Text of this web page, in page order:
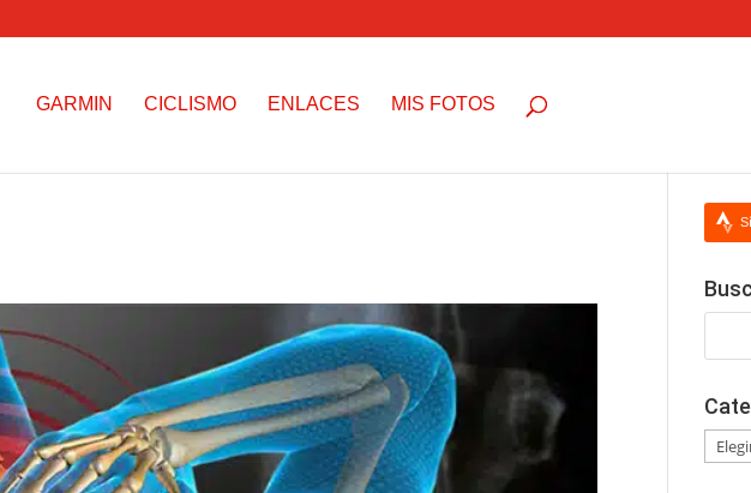
GARMIN CICLISMO ENLACES MIS FOTOS